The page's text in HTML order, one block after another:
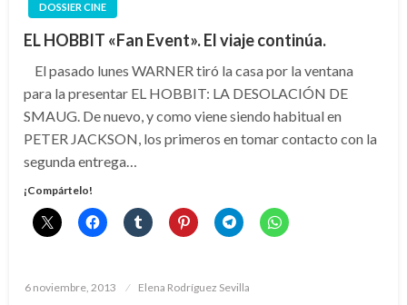
DOSSIER CINE
EL HOBBIT «Fan Event». El viaje continúa.
El pasado lunes WARNER tiró la casa por la ventana
para la presentar EL HOBBIT: LA DESOLACIÓN DE
SMAUG. De nuevo, y como viene siendo habitual en
PETER JACKSON, los primeros en tomar contacto con la
segunda entrega…
¡Compártelo!
Publicado
6 noviembre, 2013 Elena Rodríguez Sevilla